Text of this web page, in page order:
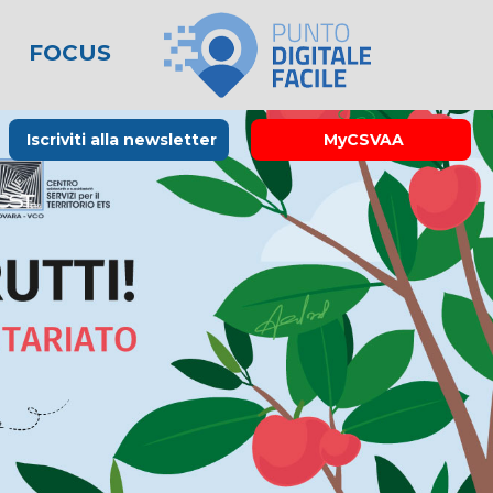
FOCUS
Rubrica La Stampa
Links utili
Iscriviti alla newsletter MyCSVAA